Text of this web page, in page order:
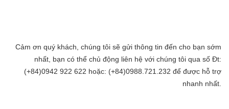
Cảm ơn quý khách, chúng tôi sẽ gửi thông tin đến cho bạn sớm
nhất, bạn có thể chủ động liên hệ với chúng tôi qua số Đt:
(+84)0942 922 622 hoặc: (+84)0988.721.232 để được hỗ trợ
nhanh nhất.